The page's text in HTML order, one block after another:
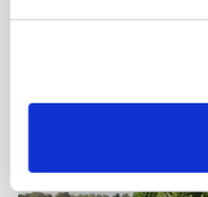
Forserie til